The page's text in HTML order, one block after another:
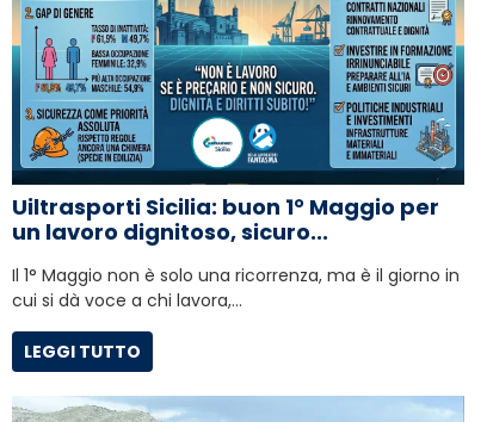
Uiltrasporti Sicilia: buon 1° Maggio per
un lavoro dignitoso, sicuro...
Il 1° Maggio non è solo una ricorrenza, ma è il giorno in
cui si dà voce a chi lavora,…
LEGGI TUTTO